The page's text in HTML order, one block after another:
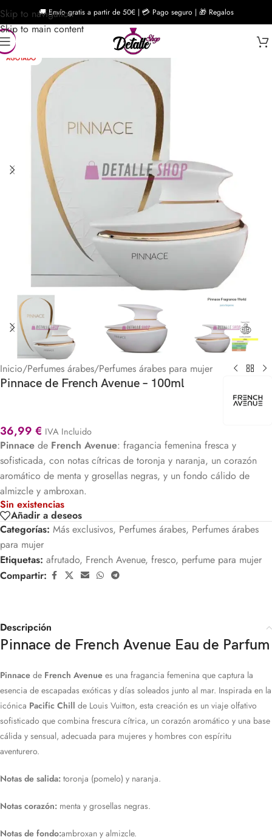
Skip to navigation
Skip to main content
🚚 Envío gratis a partir de 50€ | 💳 Pago seguro | 🎁 Regalos
AGOTADO
Inicio/Perfumes árabes/Perfumes árabes para mujer
Pinnace de French Avenue – 100ml
36,99 € IVA Incluido
Pinnace de French Avenue: fragancia femenina fresca y
sofisticada, con notas cítricas de toronja y naranja, un corazón
aromático de menta y grosellas negras, y un fondo cálido de
almizcle y ambroxan.
Sin existencias
Añadir a deseos
Categorías: Más exclusivos, Perfumes árabes, Perfumes árabes
para mujer
Etiquetas: afrutado, French Avenue, fresco, perfume para mujer
Compartir:
Descripción
Pinnace de French Avenue Eau de Parfum
Pinnace de French Avenue es una fragancia femenina que captura la
esencia de escapadas exóticas y días soleados junto al mar. Inspirada en la
icónica Pacific Chill de Louis Vuitton, esta creación es un viaje olfativo
sofisticado que combina frescura cítrica, un corazón aromático y una base
cálida y sensual, adecuada para mujeres y hombres con espíritu
aventurero.
Notas de salida: toronja (pomelo) y naranja.
Notas corazón: menta y grosellas negras.
Notas de fondo:ambroxan y almizcle.